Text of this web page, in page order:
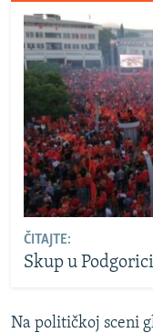
ČITAJTE:
Skup u
Na političkoj sceni